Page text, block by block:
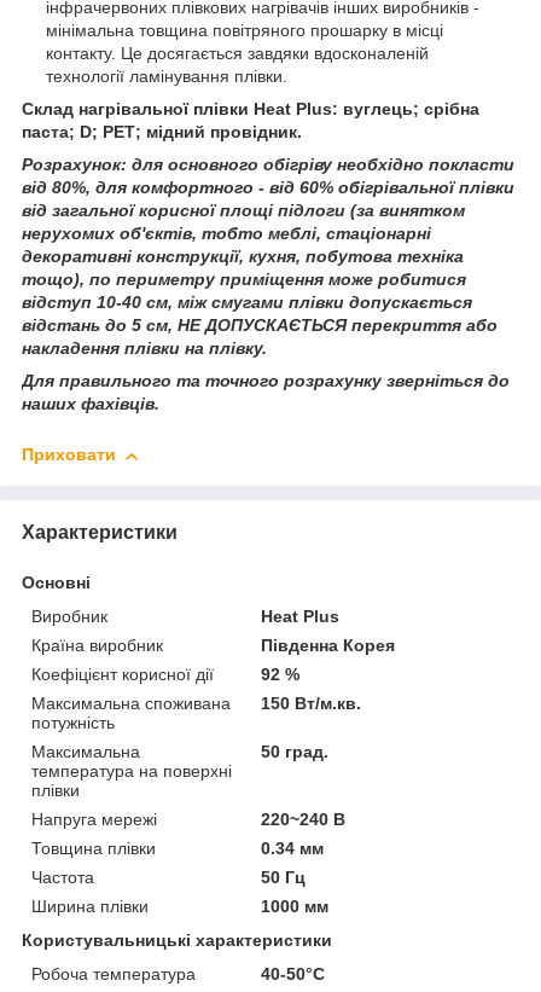
інфрачервоних плівкових нагрівачів інших виробників -
мінімальна товщина повітряного прошарку в місці
контакту. Це досягається завдяки вдосконаленій
технології ламінування плівки.
Склад нагрівальної плівки Heat Plus: вуглець; срібна
паста; D; РЕТ; мідний провідник.
Розрахунок: для основного обігріву необхідно покласти
від 80%, для комфортного - від 60% обігрівальної плівки
від загальної корисної площі підлоги (за винятком
нерухомих об'єктів, тобто меблі, стаціонарні
декоративні конструкції, кухня, побутова техніка
тощо), по периметру приміщення може робитися
відступ 10-40 см, між смугами плівки допускається
відстань до 5 см, НЕ ДОПУСКАЄТЬСЯ перекриття або
накладення плівки на плівку.
Для правильного та точного розрахунку зверніться до
наших фахівців.
Приховати
Характеристики
Основні
Виробник
Heat Plus
Країна виробник
Південна Корея
Коефіцієнт корисної дії
92 %
Максимальна споживана
потужність
150 Вт/м.кв.
Максимальна
температура на поверхні
плівки
50 град.
Напруга мережі
220~240 В
Товщина плівки
0.34 мм
Частота
50 Гц
Ширина плівки
1000 мм
Користувальницькі характеристики
Робоча температура
40-50°C